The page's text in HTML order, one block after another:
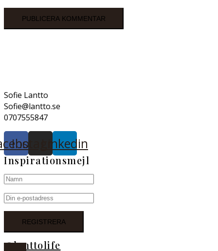
Sofie Lantto
Sofie@lantto.se
0707555847
InstagramLinkedin
Inspirationsmejl
@lanttolife